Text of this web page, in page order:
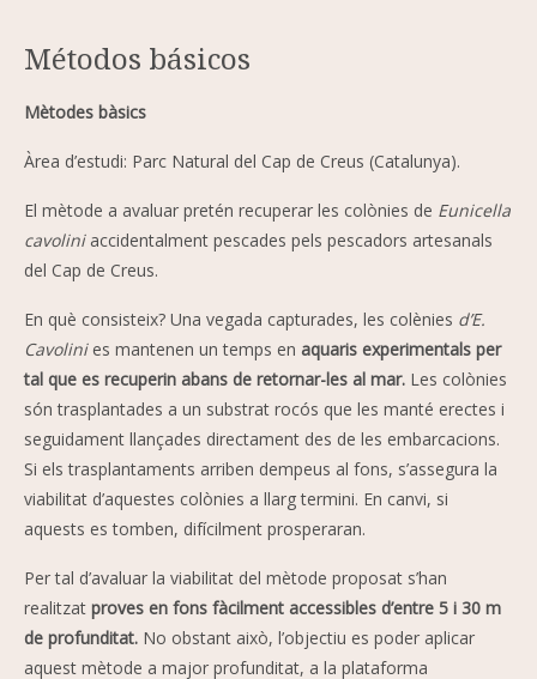
Métodos básicos
Mètodes bàsics
Àrea d’estudi: Parc Natural del Cap de Creus (Catalunya).
El mètode a avaluar pretén recuperar les colònies de Eunicella
cavoliniaccidentalment pescades pels pescadors artesanals
del Cap de Creus.
En què consisteix? Una vegada capturades, les colènies d’E.
Cavolinies mantenen un temps en aquaris experimentals per
tal que es recuperin abans de retornar-les al mar. Les colònies
són trasplantades a un substrat rocós que les manté erectes i
seguidament llançades directament des de les embarcacions.
Si els trasplantaments arriben dempeus al fons, s’assegura la
viabilitat d’aquestes colònies a llarg termini. En canvi, si
aquests es tomben, difícilment prosperaran.
Per tal d’avaluar la viabilitat del mètode proposat s’han
realitzat proves en fons fàcilment accessibles d’entre 5 i 30 m
de profunditat. No obstant això, l’objectiu es poder aplicar
aquest mètode a major profunditat, a la plataforma